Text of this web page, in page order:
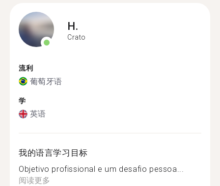
H.
Crato
流利
葡萄牙语
学
英语
我的语言学习目标
Objetivo profissional e um desafio pessoa...
阅读更多